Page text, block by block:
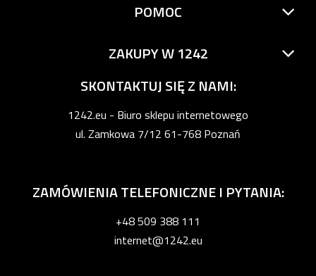
POMOC
ZAKUPY W 1242
SKONTAKTUJ SIĘ Z NAMI:
1242.eu - Biuro sklepu internetowego
ul. Zamkowa 7/12 61-768 Poznań
ZAMÓWIENIA TELEFONICZNE I PYTANIA:
+48 509 388 111
internet@1242.eu